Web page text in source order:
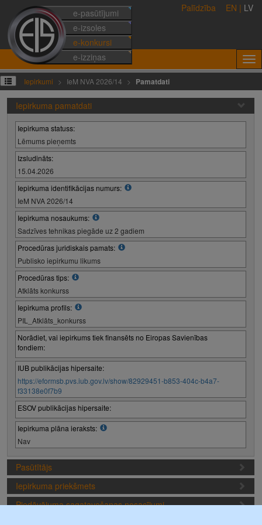
e-pasūtījumi
e-izsoles
e-konkursi
e-izziņas
Palīdzība EN | LV
Iepirkumi IeM NVA 2026/14 Pamatdati
Iepirkuma pamatdati
Iepirkuma statuss:
Lēmums pieņemts
Izsludināts:
15.04.2026
Iepirkuma identifikācijas numurs:
IeM NVA 2026/14
Iepirkuma nosaukums:
Sadzīves tehnikas piegāde uz 2 gadiem
Procedūras juridiskais pamats:
Publisko iepirkumu likums
Procedūras tips:
Atklāts konkurss
Iepirkuma profils:
PIL_Atklāts_konkurss
Norādiet, vai iepirkums tiek finansēts no Eiropas Savienības
fondiem:
IUB publikācijas hipersaite:
https://eformsb.pvs.iub.gov.lv/show/82929451-b853-404c-b4a7-
f33138e0f7b9
ESOV publikācijas hipersaite:
Iepirkuma plāna ieraksts:
Nav
Pasūtītājs
Iepirkuma priekšmets
Piedāvājuma sagatavošanas nosacījumi